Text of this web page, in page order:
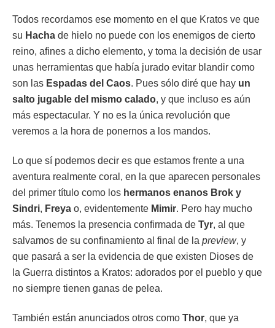
Todos recordamos ese momento en el que Kratos ve que
su Hacha de hielo no puede con los enemigos de cierto
reino, afines a dicho elemento, y toma la decisión de usar
unas herramientas que había jurado evitar blandir como
son las Espadas del Caos. Pues sólo diré que hay un
salto jugable del mismo calado, y que incluso es aún
más espectacular. Y no es la única revolución que
veremos a la hora de ponernos a los mandos.
Lo que sí podemos decir es que estamos frente a una
aventura realmente coral, en la que aparecen personales
del primer título como los hermanos enanos Brok y
Sindri, Freya o, evidentemente Mimir. Pero hay mucho
más. Tenemos la presencia confirmada de Tyr, al que
salvamos de su confinamiento al final de la preview, y
que pasará a ser la evidencia de que existen Dioses de
la Guerra distintos a Kratos: adorados por el pueblo y que
no siempre tienen ganas de pelea.
También están anunciados otros como Thor, que ya